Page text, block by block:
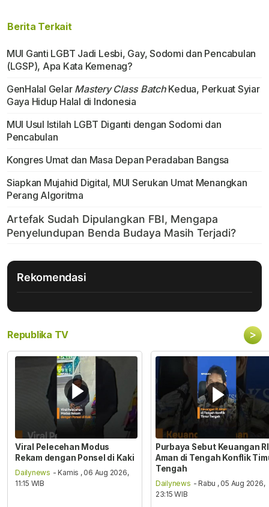
Berita Terkait
MUI Ganti LGBT Jadi Lesbi, Gay, Sodomi dan Pencabulan
(LGSP), Apa Kata Kemenag?
GenHalal Gelar Mastery Class BatchKedua, Perkuat Syiar
Gaya Hidup Halal di Indonesia
MUI Usul Istilah LGBT Diganti dengan Sodomi dan
Pencabulan
Kongres Umat dan Masa Depan Peradaban Bangsa
Siapkan Mujahid Digital, MUI Serukan Umat Menangkan
Perang Algoritma
Rekomendasi
Republika TV >
Viral Pelecehan Modus
Rekam dengan Ponsel di Kaki
Dailynews - Kamis , 06 Aug 2026,
11:15 WIB
Purbaya Sebut Keuangan RI
Aman di Tengah Konflik
Tengah
Dailynews - Rabu , 05 Aug 2026,
23:15 WIB